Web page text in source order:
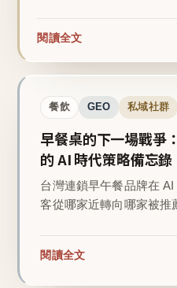
閱讀全文
餐飲 GEO 私域社群
早餐桌的下一場戰爭
的 AI 時代策略備忘錄
台灣連鎖早午餐品牌在
客從哪家近轉向哪家被推
閱讀全文